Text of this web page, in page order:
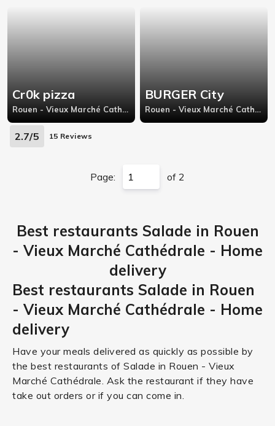
Cr0k pizza
Rouen - Vieux Marché Cathédrale, 244 route de Darnétal,76000
2.7/5 15 Reviews
BURGER City
Rouen - Vieux Marché Cathédrale, Rue du faubourg martainville, Rouen, 76000,
Page: of 2
Best restaurants Salade in Rouen
- Vieux Marché Cathédrale - Home
delivery
Best restaurants Salade in Rouen
- Vieux Marché Cathédrale - Home
delivery
Have your meals delivered as quickly as possible by
the best restaurants of Salade in Rouen - Vieux
Marché Cathédrale. Ask the restaurant if they have
take out orders or if you can come in.